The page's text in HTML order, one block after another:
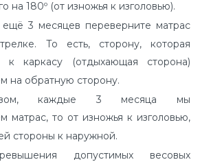
на 180º (от изножья к изголовью).
3 месяцев переверните матрас
То есть, сторону, которая
к каркасу (отдыхающая сторона)
на обратную сторону.
каждые 3 месяца мы
матрас, то от изножья к изголовью,
стороны к наружной.
допустимых весовых